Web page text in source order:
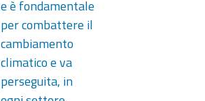
e è fondamentale
per combattere il
cambiamento
climatico e va
perseguita, in